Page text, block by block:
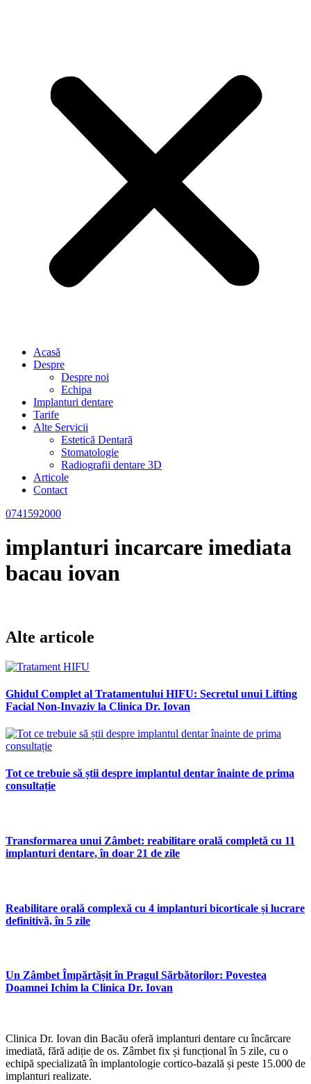
Acasă
Despre
Despre noi
Echipa
Implanturi dentare
Tarife
Alte Servicii
Estetică Dentară
Stomatologie
Radiografii dentare 3D
Articole
Contact
0741592000
implanturi incarcare imediata
bacau iovan
Alte articole
Ghidul Complet al Tratamentului HIFU: Secretul unui Lifting
Facial Non-Invaziv la Clinica Dr. Iovan
Tot ce trebuie să știi despre implantul dentar înainte de prima
consultație
Transformarea unui Zâmbet: reabilitare orală completă cu 11
implanturi dentare, în doar 21 de zile
Reabilitare orală complexă cu 4 implanturi bicorticale și lucrare
definitivă, în 5 zile
Un Zâmbet Împărtășit în Pragul Sărbătorilor: Povestea
Doamnei Ichim la Clinica Dr. Iovan
Clinica Dr. Iovan din Bacău oferă implanturi dentare cu încărcare
imediată, fără adiție de os. Zâmbet fix și funcțional în 5 zile, cu o
echipă specializată în implantologie cortico-bazală și peste 15.000 de
implanturi realizate.